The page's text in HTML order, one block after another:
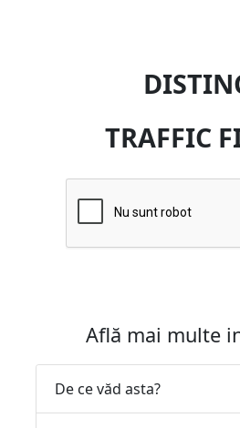
TRAFFIC
Află mai multe
De ce văd asta?